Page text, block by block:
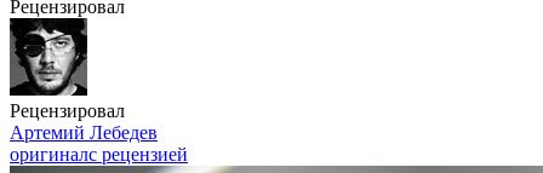
Рецензировал
Рецензировал
Артемий Лебедев
оригиналс рецензией